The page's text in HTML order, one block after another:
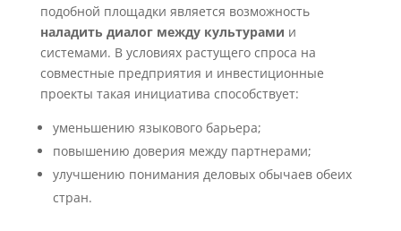
подобной площадки является возможность
наладить диалог между культурами и
системами. В условиях растущего спроса на
совместные предприятия и инвестиционные
проекты такая инициатива способствует:
уменьшению языкового барьера;
повышению доверия между партнерами;
улучшению понимания деловых обычаев обеих
стран.